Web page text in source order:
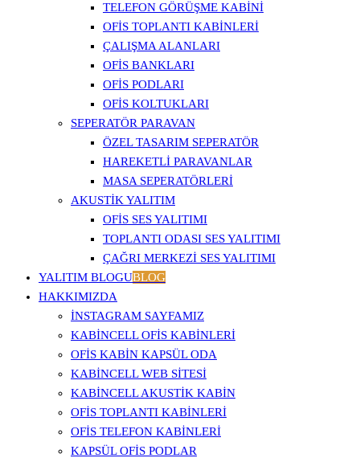
TELEFON GÖRÜŞME KABINI
OFIS TOPLANTI KABINLERI
ÇALIŞMA ALANLARI
OFIS BANKLARI
OFIS PODLARI
OFIS KOLTUKLARI
SEPERATÖR PARAVAN
ÖZEL TASARIM SEPERATÖR
HAREKETLI PARAVANLAR
MASA SEPERATÖRLERI
AKUSTIK YALITIM
OFIS SES YALITIMI
TOPLANTI ODASI SES YALITIMI
ÇAĞRI MERKEZI SES YALITIMI
YALITIM BLOGUBLOG
HAKKIMIZDA
İNSTAGRAM SAYFAMIZ
KABINCELL OFIS KABINLERI
OFIS KABIN KAPSÜL ODA
KABINCELL WEB SITESI
KABINCELL AKUSTIK KABIN
OFIS TOPLANTI KABINLERI
OFIS TELEFON KABINLERI
KAPSÜL OFIS PODLAR